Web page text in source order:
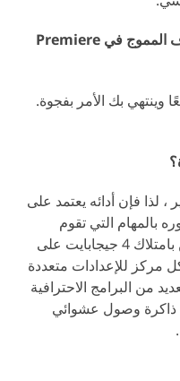
• ما وجه الاختلاف بين الحذف والحذف المموج في Premiere
بك الأمر بفجوة.
، لذا فإن أدائه يعتمد على
بالمهام التي تقوم
بإنجازها. توصي Adobe المستخدمين بامتلاك 4 جيجابايت على
مركز للإعدادات متعددة
من البرامج الاحترافية
وصول عشوائي